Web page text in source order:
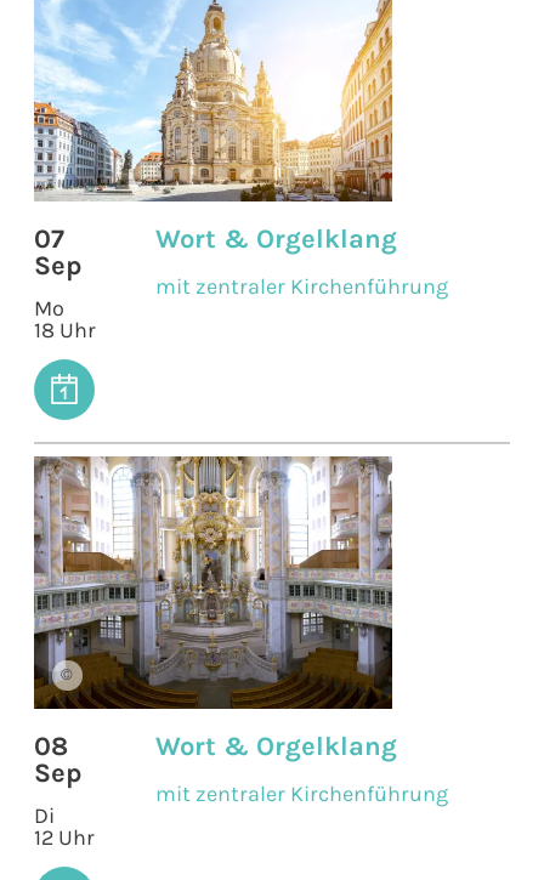
07
Sep
Mo
18 Uhr
Wort & Orgelklang
mit zentraler Kirchenführung
©
08
Sep
Di
12 Uhr
Wort & Orgelklang
mit zentraler Kirchenführung